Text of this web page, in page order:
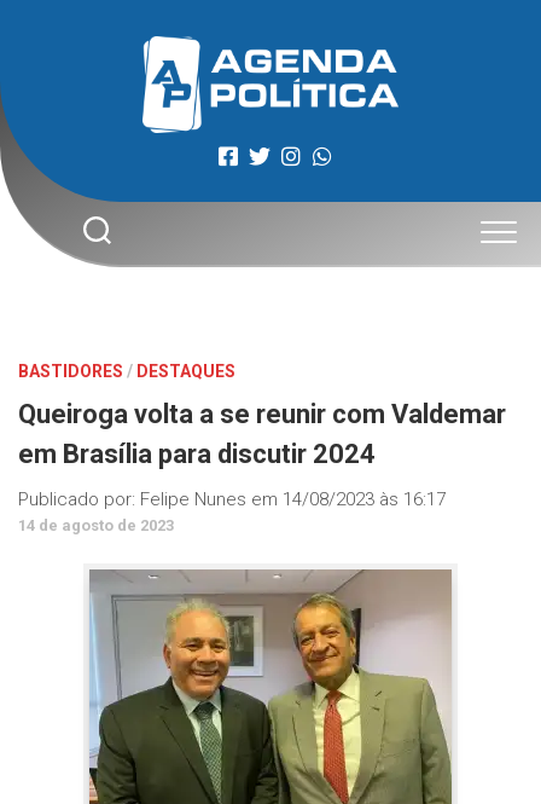
BASTIDORES / DESTAQUES
Queiroga volta a se reunir com Valdemar
em Brasília para discutir 2024
Publicado por: Felipe Nunes em 14/08/2023 às 16:17
14 de agosto de 2023